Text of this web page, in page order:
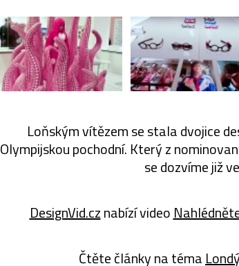
Loňským vítězem se stala dvojice
Olympijskou pochodní. Který z
se dozvíme již
DesignVid.cznabízí video
Čtěte články na téma